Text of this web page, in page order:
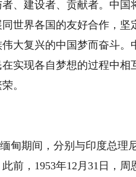
、建设者、贡献者。中国
世界各国的友好合作，
大复兴的中国梦而奋斗。
实现各自梦想的过程中相
。
期间，分别与印度总理
前，1953年12月31日，